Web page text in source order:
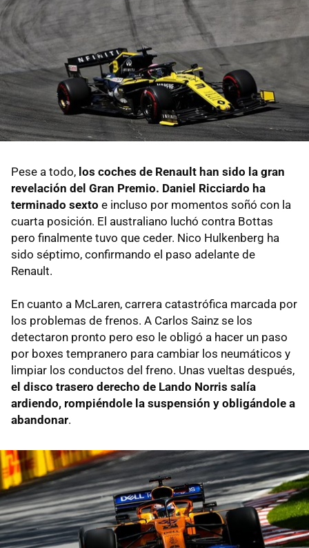
Pese a todo, los coches de Renault han sido la gran
revelación del Gran Premio. Daniel Ricciardo ha
terminado sexto e incluso por momentos soñó con la
cuarta posición. El australiano luchó contra Bottas
pero finalmente tuvo que ceder. Nico Hulkenberg ha
sido séptimo, confirmando el paso adelante de
Renault.
En cuanto a McLaren, carrera catastrófica marcada por
los problemas de frenos. A Carlos Sainz se los
detectaron pronto pero eso le obligó a hacer un paso
por boxes tempranero para cambiar los neumáticos y
limpiar los conductos del freno. Unas vueltas después,
el disco trasero derecho de Lando Norris salía
ardiendo, rompiéndole la suspensión y obligándole a
abandonar.